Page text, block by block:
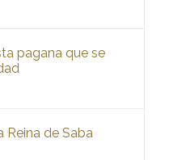
pagana que se
Reina de Saba